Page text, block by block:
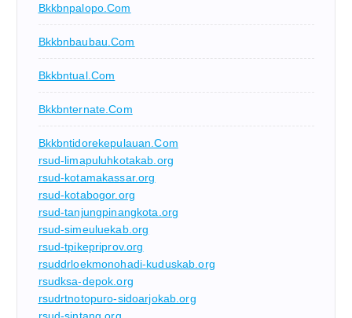
Bkkbnpalopo.com
Bkkbnbaubau.com
Bkkbntual.com
Bkkbnternate.com
Bkkbntidorekepulauan.com
rsud-limapuluhkotakab.org
rsud-kotamakassar.org
rsud-kotabogor.org
rsud-tanjungpinangkota.org
rsud-simeuluekab.org
rsud-tpikepriprov.org
rsuddrloekmonohadi-kuduskab.org
rsudksa-depok.org
rsudrtnotopuro-sidoarjokab.org
rsud-sintang.org